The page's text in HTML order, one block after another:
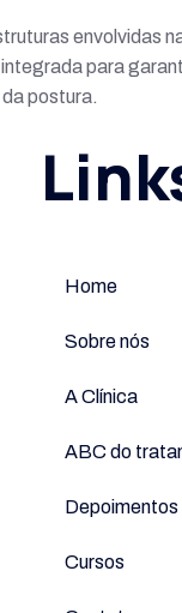
envolvidas
para
postura.
Home
Sobre nós
A Clínica
ABC do
Depoimentos
Cursos